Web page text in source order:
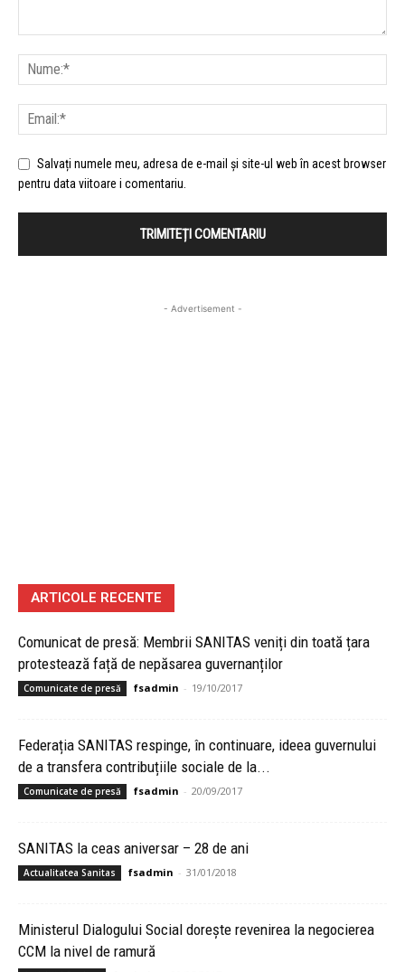
Salvați numele meu, adresa de e-mail și site-ul web în acest browser
pentru data viitoare i comentariu.
- Advertisement -
ARTICOLE RECENTE
Comunicat de presă: Membrii SANITAS veniți din toată țara
protestează față de nepăsarea guvernanților
Comunicate de presă fsadmin - 19/10/2017
Federația SANITAS respinge, în continuare, ideea guvernului
de a transfera contribuțiile sociale de la...
Comunicate de presă fsadmin - 20/09/2017
SANITAS la ceas aniversar – 28 de ani
Actualitatea Sanitas fsadmin - 31/01/2018
Ministerul Dialogului Social dorește revenirea la negocierea
CCM la nivel de ramură